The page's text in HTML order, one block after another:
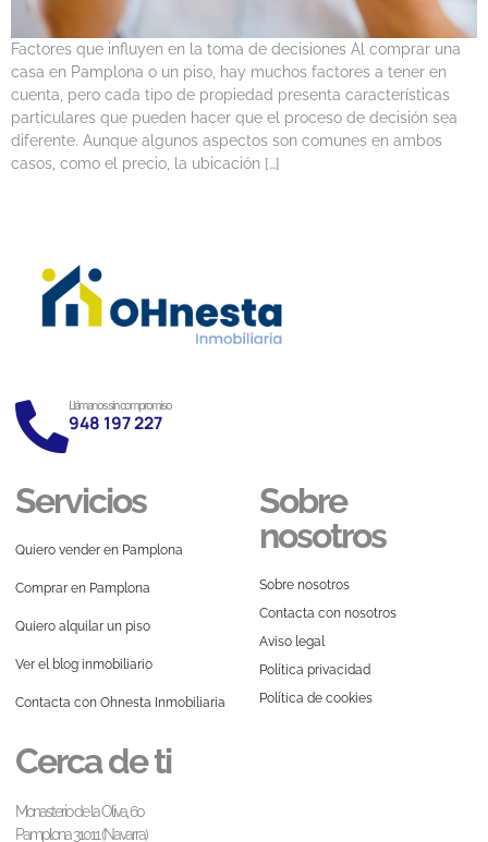
Factores que influyen en la toma de decisiones Al comprar una
casa en Pamplona o un piso, hay muchos factores a tener en
cuenta, pero cada tipo de propiedad presenta características
particulares que pueden hacer que el proceso de decisión sea
diferente. Aunque algunos aspectos son comunes en ambos
casos, como el precio, la ubicación […]
Llámanos sin compromiso
948 197 227
Servicios
Quiero vender en Pamplona
Comprar en Pamplona
Quiero alquilar un piso
Ver el blog inmobiliario
Contacta con Ohnesta Inmobiliaria
Sobre
nosotros
Sobre nosotros
Contacta con nosotros
Aviso legal
Política privacidad
Política de cookies
Cerca de ti
Monasterio de la Oliva, 60
Pamplona 31011 (Navarra)